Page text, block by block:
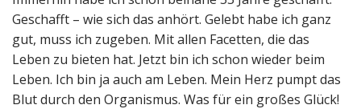
Geschafft – wie sich das anhört. Gelebt habe ich ganz
gut, muss ich zugeben. Mit allen Facetten, die das
Leben zu bieten hat. Jetzt bin ich schon wieder beim
Leben. Ich bin ja auch am Leben. Mein Herz pumpt das
Blut durch den Organismus. Was für ein großes Glück!